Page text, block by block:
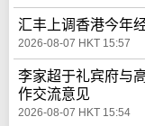
汇丰上调香港今年
2026-08-07 HKT 15:57
李家超于礼宾府与
作交流意见
2026-08-07 HKT 15:54